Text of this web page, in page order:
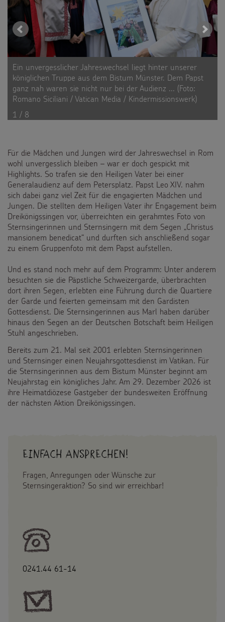
Ein unvergesslicher Jahreswechsel liegt hinter unserer
königlichen Truppe aus dem Bistum Münster. Dem Papst
ganz nah waren sie nicht nur bei der Audienz ... (Foto:
Romano Siciliani / Vatican Media / Kindermissionswerk)
1 / 8
Für die Mädchen und Jungen wird der Jahreswechsel in Rom
wohl unvergesslich bleiben – war er doch gespickt mit
Highlights. So trafen sie den Heiligen Vater bei einer
Generalaudienz auf dem Petersplatz. Papst Leo XIV. nahm
sich dabei ganz viel Zeit für die engagierten Mädchen und
Jungen. Die stellten dem Heiligen Vater ihr Engagement beim
Dreikönigssingen vor, überreichten ein gerahmtes Foto von
Sternsingerinnen und Sternsingern mit dem Segen „Christus
mansionem benedicat“ und durften sich anschließend sogar
zu einem Gruppenfoto mit dem Papst aufstellen.
Und es stand noch mehr auf dem Programm: Unter anderem
besuchten sie die Päpstliche Schweizergarde, überbrachten
dort ihren Segen, erlebten eine Führung durch die Quartiere
der Garde und feierten gemeinsam mit den Gardisten
Gottesdienst. Die Sternsingerinnen aus Marl haben darüber
hinaus den Segen an der Deutschen Botschaft beim Heiligen
Stuhl angeschrieben.
Bereits zum 21. Mal seit 2001 erlebten Sternsingerinnen
und Sternsinger einen Neujahrsgottesdienst im Vatikan. Für
die Sternsingerinnen aus dem Bistum Münster beginnt am
Neujahrstag ein königliches Jahr. Am 29. Dezember 2026 ist
ihre Heimatdiözese Gastgeber der bundesweiten Eröffnung
der nächsten Aktion Dreikönigssingen.
Einfach Ansprechen!
Fragen, Anregungen oder Wünsche zur
Sternsingeraktion? So sind wir erreichbar!
0241.44 61-14